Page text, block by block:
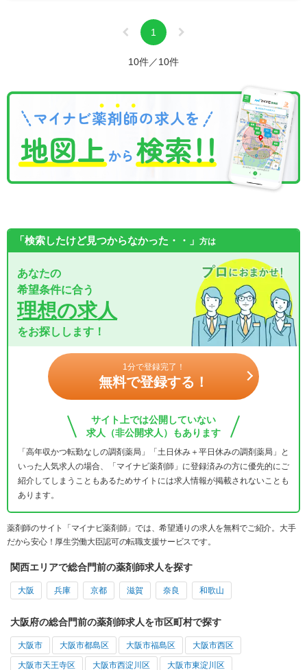
1
10件／10件
「検索したけど見つからなかった・・」 方は
あなたの
希望条件に合う
理想の求人
をお探しします！
1分で登録完了！
無料で登録する！
サイト上では公開していない
求人（非公開求人）もあります
「高年収かつ転勤なしの調剤薬局」「土日休み＋平日休みの調剤薬局」と
いった人気求人の場合、「マイナビ薬剤師」に登録済みの方に優先的にご
紹介してしまうこともあるためサイトには求人情報が掲載されないことも
あります。
薬剤師のサイト「マイナビ薬剤師」では、希望通りの求人を無料でご紹介。大手
だから安心！厚生労働大臣認可の転職支援サービスです。
関西エリアで総合門前の薬剤師求人を探す
大阪 兵庫 京都 滋賀 奈良 和歌山
大阪府の総合門前の薬剤師求人を市区町村で探す
大阪市 大阪市都島区 大阪市福島区 大阪市西区
大阪市天王寺区 大阪市西淀川区 大阪市東淀川区